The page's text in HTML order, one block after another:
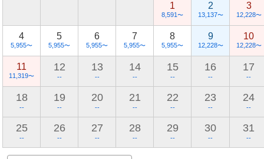
1
8,591〜
2
13,137〜
3
12,228〜
4
5,955〜
5
5,955〜
6
5,955〜
7
5,955〜
8
5,955〜
9
12,228〜
10
12,228〜
11
11,319〜
12
--
13
--
14
--
15
--
16
--
17
--
18
--
19
--
20
--
21
--
22
--
23
--
24
--
25
--
26
--
27
--
28
--
29
--
30
--
31
--